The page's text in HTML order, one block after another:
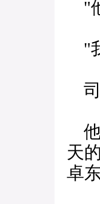
"
"
司
他
天
卓